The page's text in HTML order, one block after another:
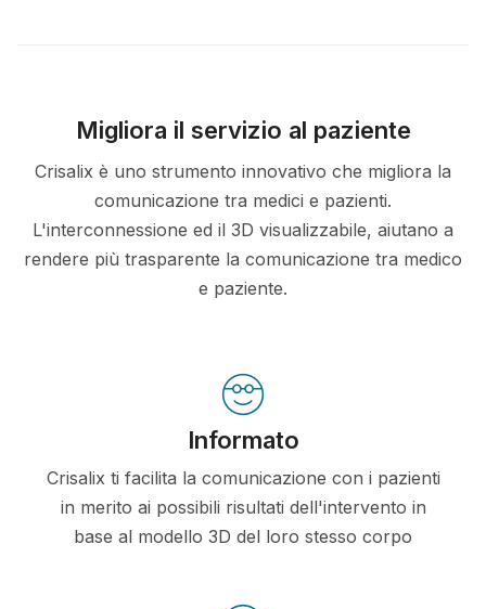
Migliora il servizio al paziente
Crisalix è uno strumento innovativo che migliora la
comunicazione tra medici e pazienti.
L'interconnessione ed il 3D visualizzabile, aiutano a
rendere più trasparente la comunicazione tra medico
e paziente.
Informato
Crisalix ti facilita la comunicazione con i pazienti
in merito ai possibili risultati dell'intervento in
base al modello 3D del loro stesso corpo